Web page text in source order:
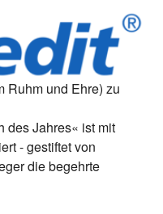
Ruhm und Ehre) zu
des Jahres« ist mit
- gestiftet von
die begehrte